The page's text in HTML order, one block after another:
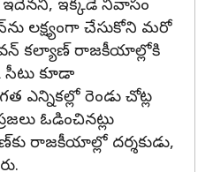
ఇదేనని, ఇక్కడే నివాసం
లక్ష్యంగా చేసుకోని మరో
కల్యాణ్ రాజకీయాల్లోకి
సీటు కూడా
ఎన్నికల్లో రెండు చోట్ల
ఓడించినట్లు
రాజకీయాల్లో దర్శకుడు,